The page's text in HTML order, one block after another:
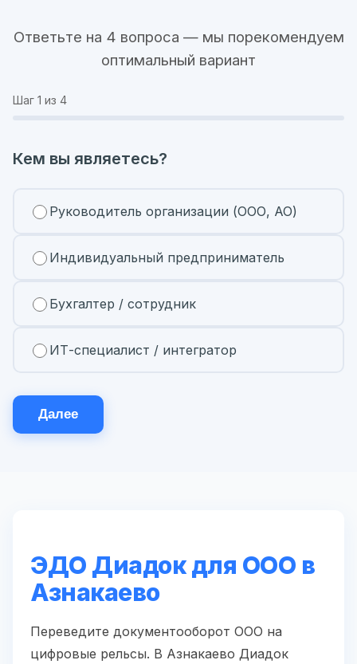
Ответьте на 4 вопроса — мы порекомендуем
оптимальный вариант
Шаг 1 из 4
Кем вы являетесь?
Руководитель организации (ООО, АО)
Индивидуальный предприниматель
Бухгалтер / сотрудник
ИТ-специалист / интегратор
Далее
ЭДО Диадок для ООО в
Азнакаево
Переведите документооборот ООО на
цифровые рельсы. В Азнакаево Диадок